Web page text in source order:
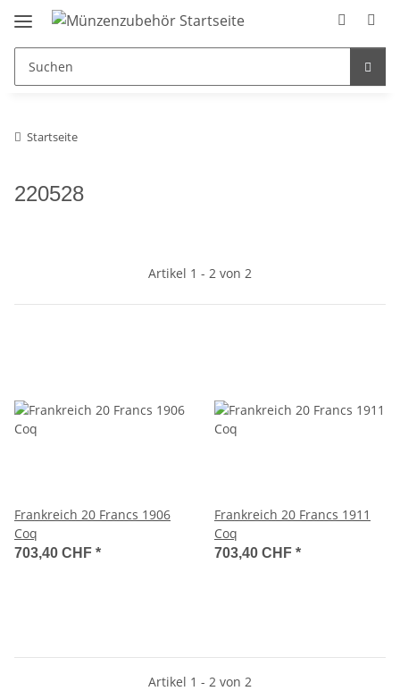
Startseite
220528
Artikel 1 - 2 von 2
Frankreich 20 Francs 1906
Coq
703,40 CHF *
Frankreich 20 Francs 1911
Coq
703,40 CHF *
Artikel 1 - 2 von 2